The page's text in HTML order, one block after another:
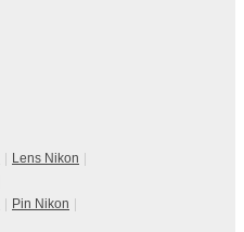
Lens Nikon
Pin Nikon